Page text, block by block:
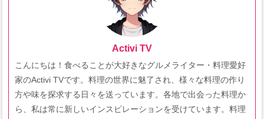
Activi TV
こんにちは！食べることが大好きなグルメライター・料理愛好
家のActivi TVです。料理の世界に魅了され、様々な料理の作り
方や味を探求する日々を送っています。各地で出会った料理か
ら、私は常に新しいインスピレーションを受けています。料理